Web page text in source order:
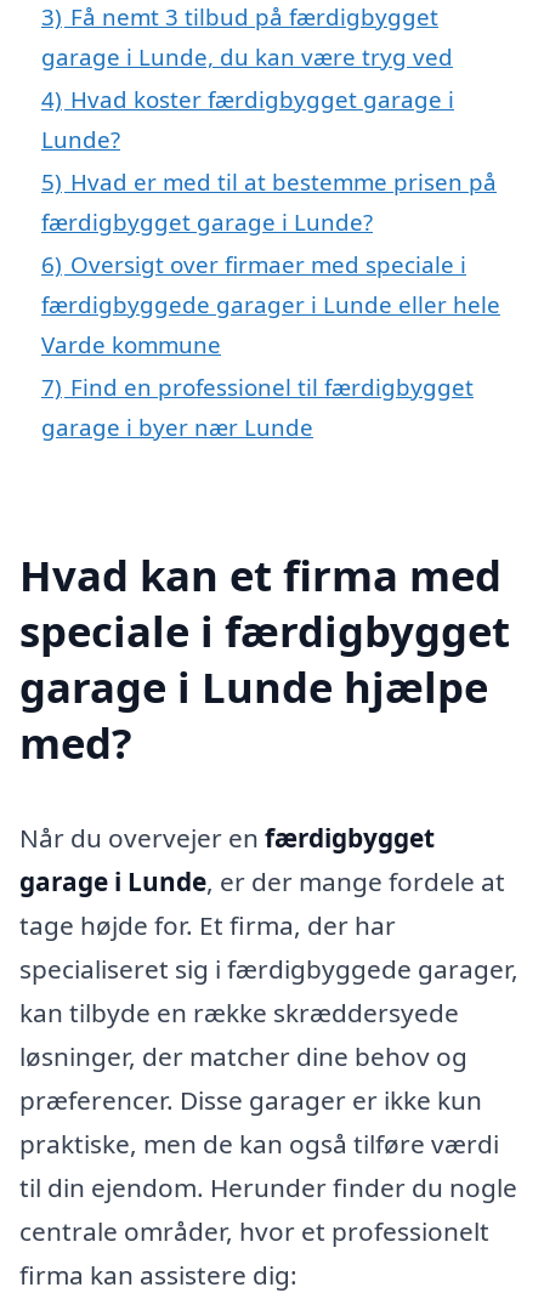
3) Få nemt 3 tilbud på færdigbygget
garage i Lunde, du kan være tryg ved
4) Hvad koster færdigbygget garage i
Lunde?
5) Hvad er med til at bestemme prisen på
færdigbygget garage i Lunde?
6) Oversigt over firmaer med speciale i
færdigbyggede garager i Lunde eller hele
Varde kommune
7) Find en professionel til færdigbygget
garage i byer nær Lunde
Hvad kan et firma med
speciale i færdigbygget
garage i Lunde hjælpe
med?
Når du overvejer en færdigbygget
garage i Lunde, er der mange fordele at
tage højde for. Et firma, der har
specialiseret sig i færdigbyggede garager,
kan tilbyde en række skræddersyede
løsninger, der matcher dine behov og
præferencer. Disse garager er ikke kun
praktiske, men de kan også tilføre værdi
til din ejendom. Herunder finder du nogle
centrale områder, hvor et professionelt
firma kan assistere dig: